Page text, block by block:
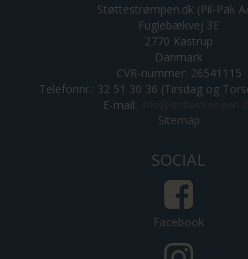
Støttestrømpen.dk (Pil-Pak
Fuglebækvej 3E
2770 Kastrup
Danmark
CVR-nummer: 26541115
Telefonnr.: 32 51 30 36 (Tirsdag og
E-mail:
Sitemap
SOCIAL
Facebook